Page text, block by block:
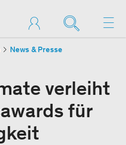
News & Presse
verleiht
für